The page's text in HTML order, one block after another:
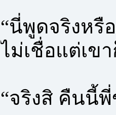
“นี่พูดจริงหรื
ไม่เชื่อแต่เข
“จริงสิ คืนนี้